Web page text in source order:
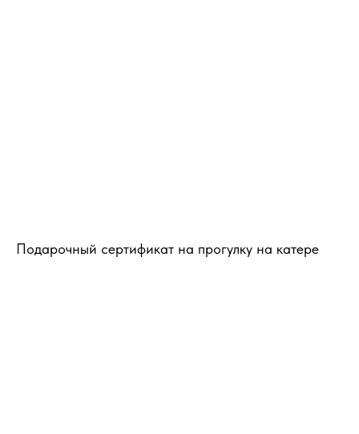
Подарочный сертификат на прогулку на катере